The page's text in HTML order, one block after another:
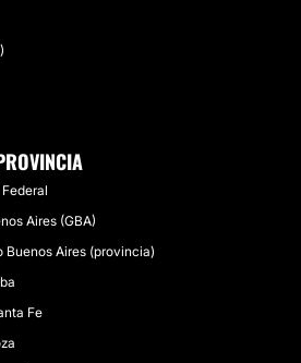
Aires (GBA)
Buenos Aires (provincia)
Fe